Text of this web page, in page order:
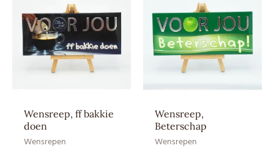
Ingrediënten
Cacaomassa, Emulgator:
SOJAlecithine, Suiker, Volle
MELKpoeder
EAN CE
Wensreep, ff bakkie
doen
Wensrepen
Wensreep,
Beterschap
Wensrepen